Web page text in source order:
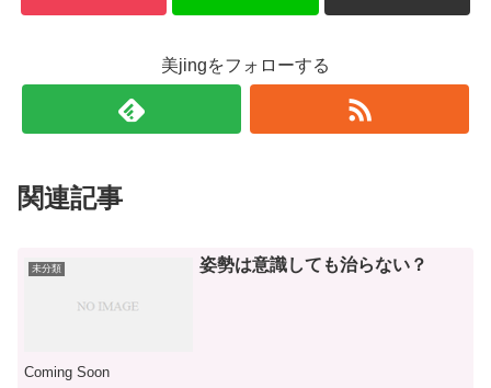
美jingをフォローする
関連記事
未分類 姿勢は意識しても治らない？
Coming Soon